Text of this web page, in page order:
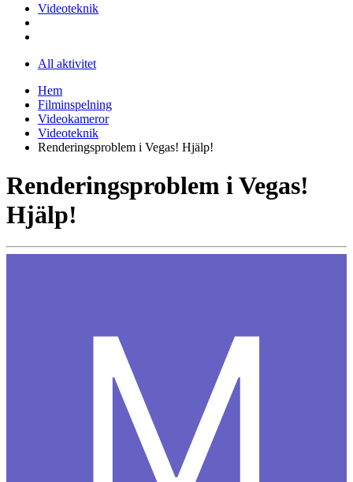
Videoteknik
All aktivitet
Hem
Filminspelning
Videokameror
Videoteknik
Renderingsproblem i Vegas! Hjälp!
Renderingsproblem i Vegas!
Hjälp!